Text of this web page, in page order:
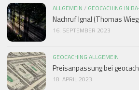
ALLGEMEIN / GEOCACHING IN
Nachruf Ignal (Thomas
16. SEPTEMBER 2023
GEOCACHING ALLGEMEIN
Preisanpassung bei
18. APRIL 2023